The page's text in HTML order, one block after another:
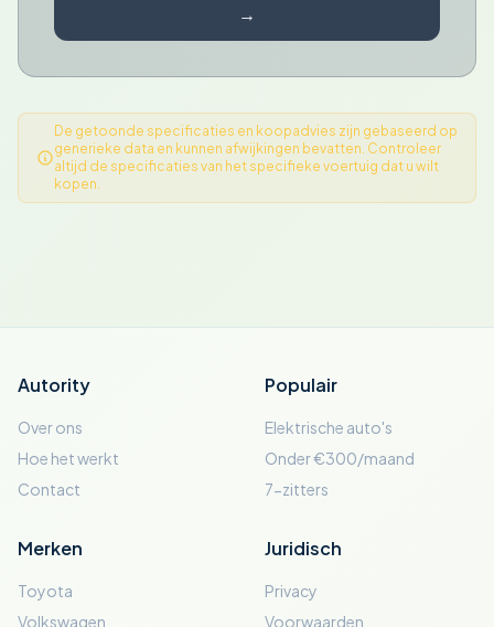
→
De getoonde specificaties en koopadvies zijn gebaseerd op
generieke data en kunnen afwijkingen bevatten. Controleer
altijd de specificaties van het specifieke voertuig dat u wilt
kopen.
Autority
Over ons
Hoe het werkt
Contact
Populair
Elektrische auto's
Onder €300/maand
7-zitters
Merken
Toyota
Volkswagen
Juridisch
Privacy
Voorwaarden